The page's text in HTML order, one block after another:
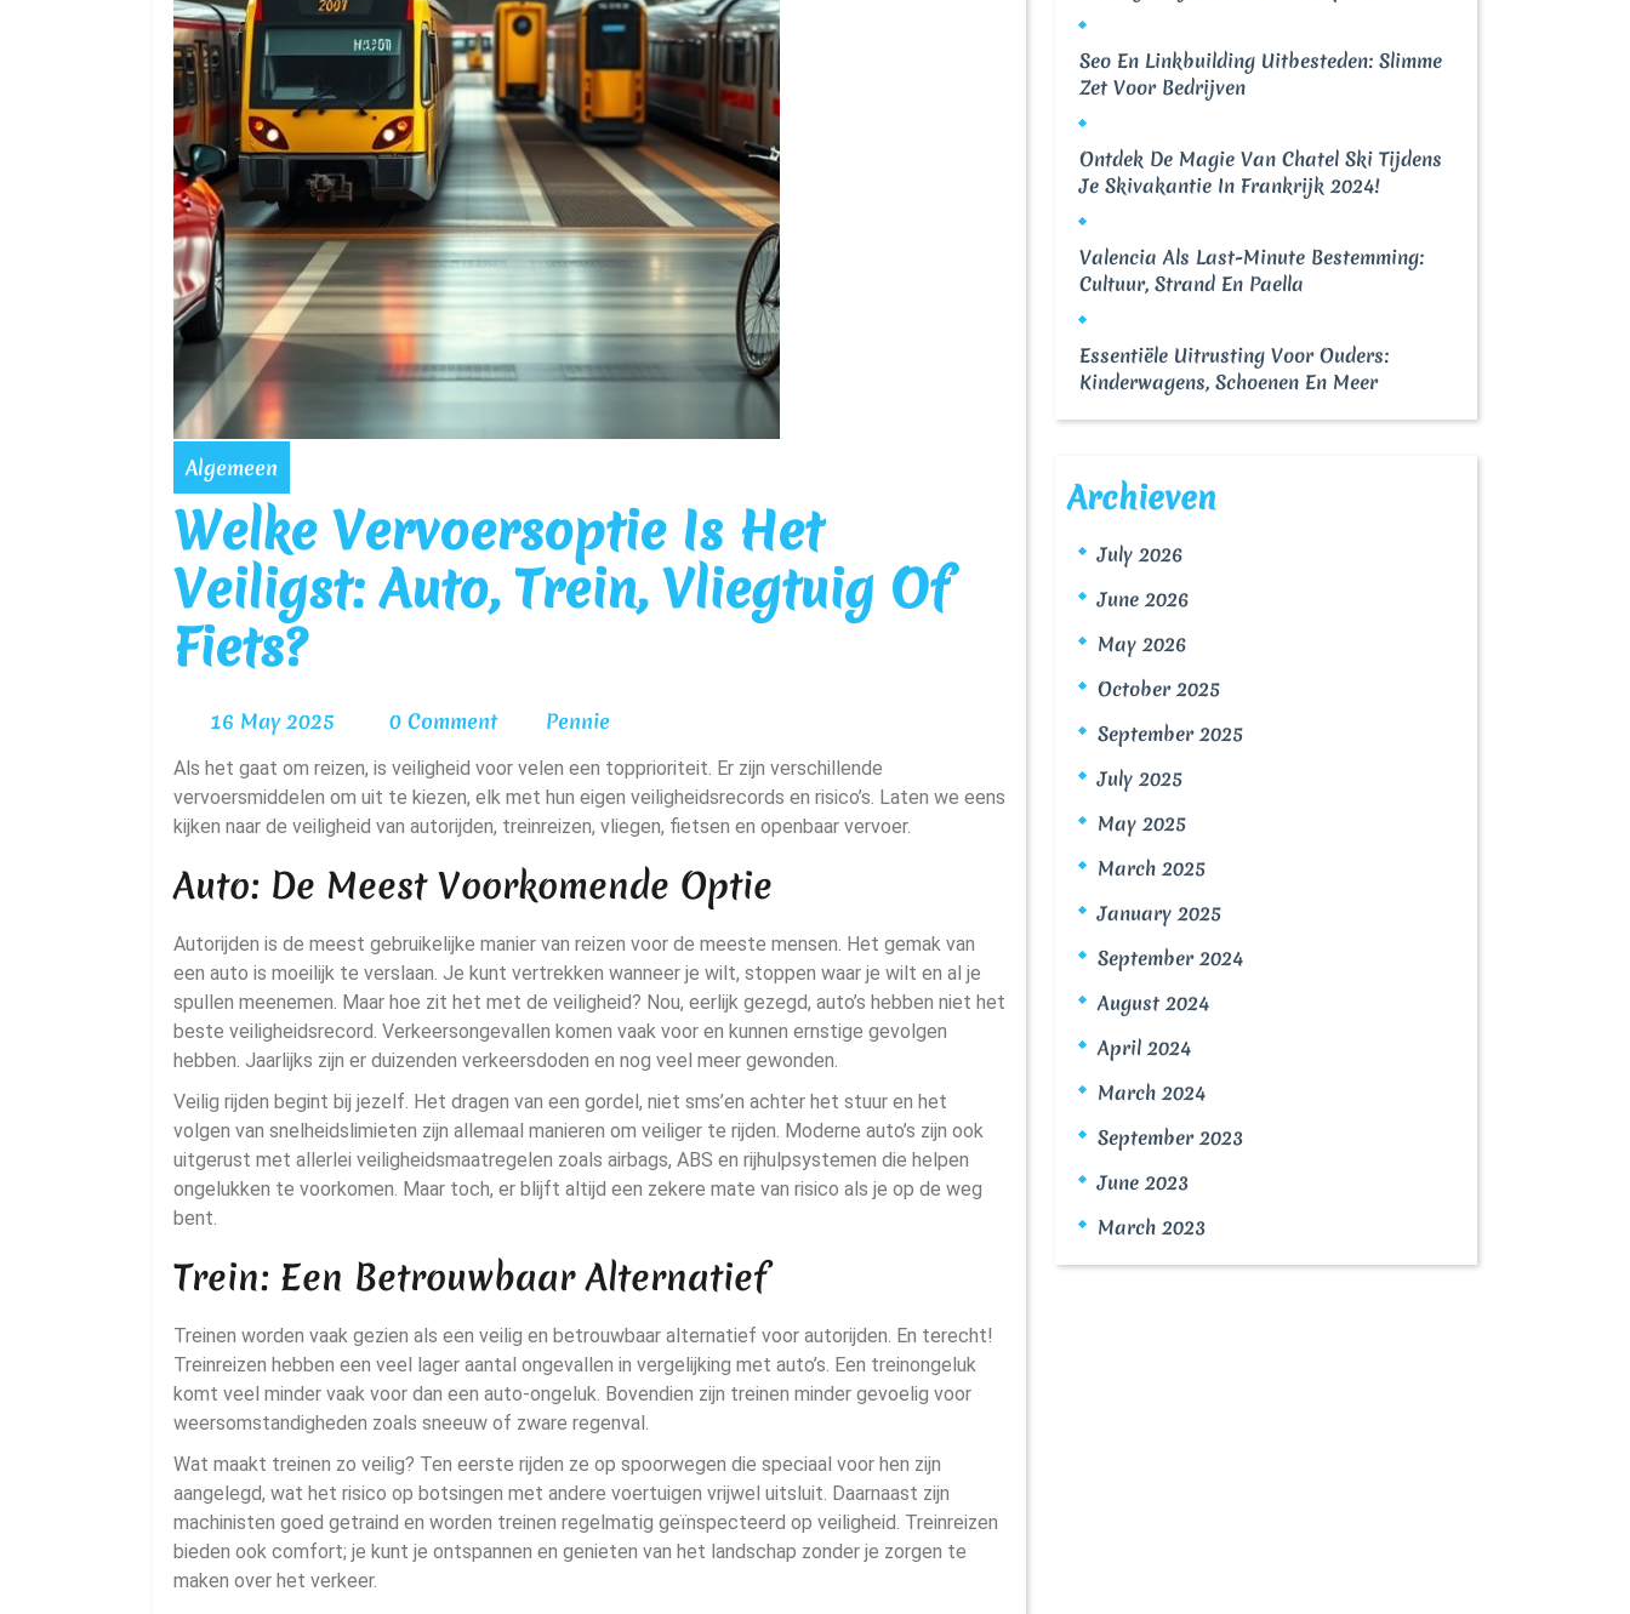
Algemeen
Welke Vervoersoptie Is Het
Veiligst: Auto, Trein, Vliegtuig Of
Fiets?
16 May 2025
2025
0 Comment PenniePennie
Als het gaat om reizen, is veiligheid voor velen een topprioriteit. Er zijn verschillende
vervoersmiddelen om uit te kiezen, elk met hun eigen veiligheidsrecords en risico’s. Laten we eens
kijken naar de veiligheid van autorijden, treinreizen, vliegen, fietsen en openbaar vervoer.
Auto: De Meest Voorkomende Optie
Autorijden is de meest gebruikelijke manier van reizen voor de meeste mensen. Het gemak van
een auto is moeilijk te verslaan. Je kunt vertrekken wanneer je wilt, stoppen waar je wilt en al je
spullen meenemen. Maar hoe zit het met de veiligheid? Nou, eerlijk gezegd, auto’s hebben niet het
beste veiligheidsrecord. Verkeersongevallen komen vaak voor en kunnen ernstige gevolgen
hebben. Jaarlijks zijn er duizenden verkeersdoden en nog veel meer gewonden.
Veilig rijden begint bij jezelf. Het dragen van een gordel, niet sms’en achter het stuur en het
volgen van snelheidslimieten zijn allemaal manieren om veiliger te rijden. Moderne auto’s zijn ook
uitgerust met allerlei veiligheidsmaatregelen zoals airbags, ABS en rijhulpsystemen die helpen
ongelukken te voorkomen. Maar toch, er blijft altijd een zekere mate van risico als je op de weg
bent.
Trein: Een Betrouwbaar Alternatief
Treinen worden vaak gezien als een veilig en betrouwbaar alternatief voor autorijden. En terecht!
Treinreizen hebben een veel lager aantal ongevallen in vergelijking met auto’s. Een treinongeluk
komt veel minder vaak voor dan een auto-ongeluk. Bovendien zijn treinen minder gevoelig voor
weersomstandigheden zoals sneeuw of zware regenval.
Wat maakt treinen zo veilig? Ten eerste rijden ze op spoorwegen die speciaal voor hen zijn
aangelegd, wat het risico op botsingen met andere voertuigen vrijwel uitsluit. Daarnaast zijn
machinisten goed getraind en worden treinen regelmatig geïnspecteerd op veiligheid. Treinreizen
bieden ook comfort; je kunt je ontspannen en genieten van het landschap zonder je zorgen te
maken over het verkeer.
Seo En Linkbuilding Uitbesteden: Slimme
Zet Voor Bedrijven
Ontdek De Magie Van Chatel Ski Tijdens
Je Skivakantie In Frankrijk 2024!
Valencia Als Last-Minute Bestemming:
Cultuur, Strand En Paella
Essentiële Uitrusting Voor Ouders:
Kinderwagens, Schoenen En Meer
Archieven
July 2026
June 2026
May 2026
October 2025
September 2025
July 2025
May 2025
March 2025
January 2025
September 2024
August 2024
April 2024
March 2024
September 2023
June 2023
March 2023